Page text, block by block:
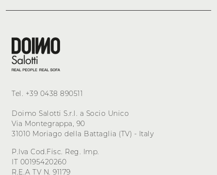
Tel. +39 0438 890511
Doimo Salotti S.r.l. a Socio Unico
Via Montegrappa, 90
31010 Moriago della Battaglia (TV) - Italy
P.Iva Cod.Fisc. Reg. Imp.
IT 00195420260
R.E.A TV N. 91179